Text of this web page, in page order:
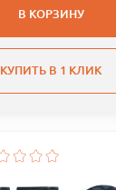
В КОРЗИНУ
КУПИТЬ В 1 КЛИК